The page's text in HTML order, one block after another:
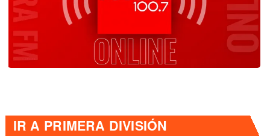
IR A PRIMERA DIVISIÓN